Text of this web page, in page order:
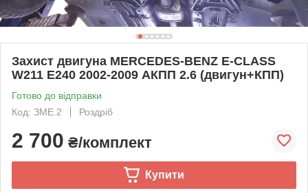
Захист двигуна MERCEDES-BENZ E-CLASS
W211 E240 2002-2009 АКПП 2.6 (двигун+КПП)
Готово до відправки
Код: ЗМЕ.2
Роздріб
2 700 ₴/комплект
Купити